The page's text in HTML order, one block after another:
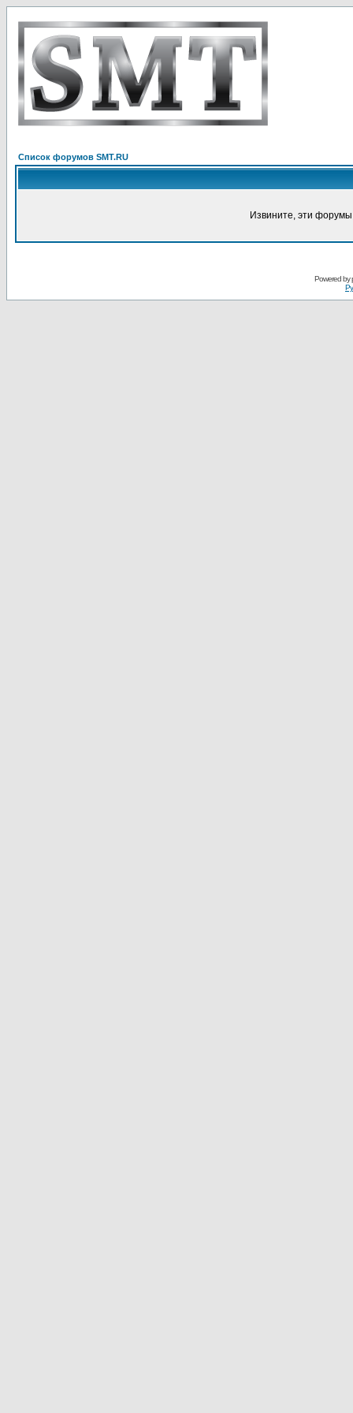
Список форумов SMT.RU
Извините, эти
Powered by